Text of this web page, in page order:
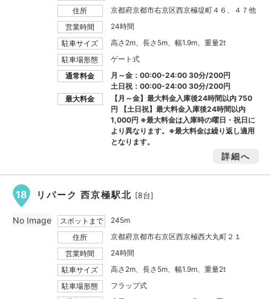
住所
京都府京都市右京区西京極堤町４６、４７他
営業時間
24時間
駐車サイズ
高さ2m、長さ5m、幅1.9m、重量2t
駐車場形態
ゲート式
通常料金
月～金：00:00-24:00 30分/200円
土日祝：00:00-24:00 30分/200円
最大料金
【月～金】最大料金入庫後24時間以内750
円
【土日祝】最大料金入庫後24時間以内
1,000円 ※最大料金は入庫時の曜日・祝日に
より異なります。※最大料金は繰り返し適用
となります。
詳細へ
18 リパーク 西京極駅北 [8台]
スポットまで
245m
住所
京都府京都市右京区西京極西大丸町２１
営業時間
24時間
駐車サイズ
高さ2m、長さ5m、幅1.9m、重量2t
駐車場形態
フラップ式
No Image